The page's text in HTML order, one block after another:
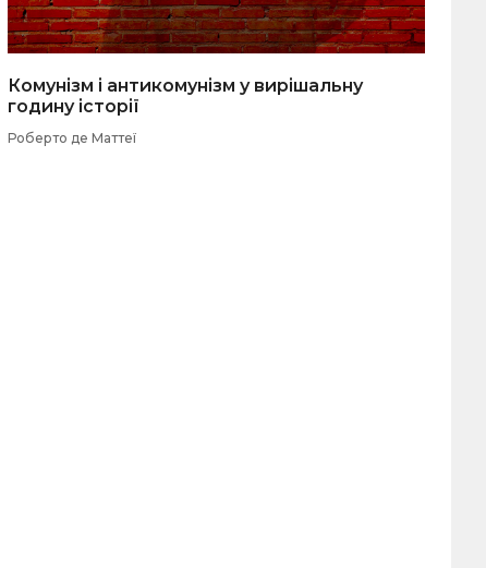
Комунізм і антикомунізм у вирішальну
годину історії
Роберто де Маттеї